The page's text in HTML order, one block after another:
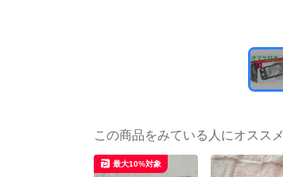
この商品をみている人にオススメ
最大10%対象